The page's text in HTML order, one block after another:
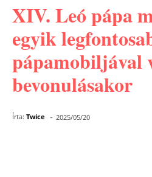
XIV. Leó pápa
egyik
pápamobiljával
bevonulásakor
Írta: Twice - 2025/05/20